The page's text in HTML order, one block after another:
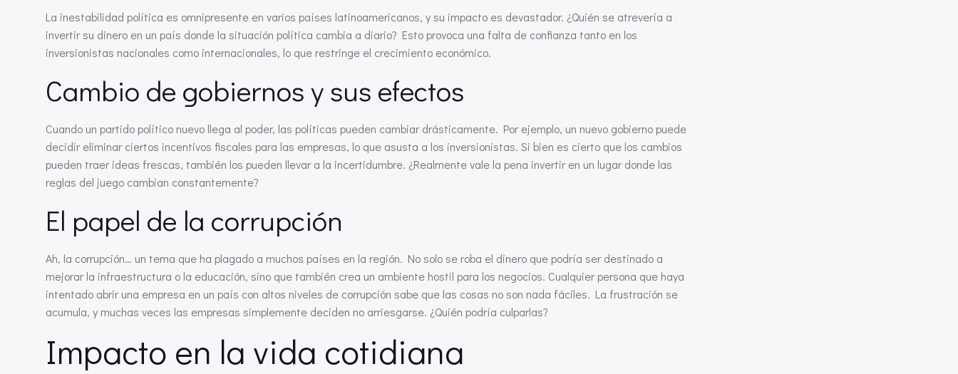
La inestabilidad política es omnipresente en varios países latinoamericanos, y su impacto es devastador. ¿Quién se atrevería a
invertir su dinero en un país donde la situación política cambia a diario? Esto provoca una falta de confianza tanto en los
inversionistas nacionales como internacionales, lo que restringe el crecimiento económico.
Cambio de gobiernos y sus efectos
Cuando un partido político nuevo llega al poder, las políticas pueden cambiar drásticamente. Por ejemplo, un nuevo gobierno puede
decidir eliminar ciertos incentivos fiscales para las empresas, lo que asusta a los inversionistas. Si bien es cierto que los cambios
pueden traer ideas frescas, también los pueden llevar a la incertidumbre. ¿Realmente vale la pena invertir en un lugar donde las
reglas del juego cambian constantemente?
El papel de la corrupción
Ah, la corrupción… un tema que ha plagado a muchos países en la región. No solo se roba el dinero que podría ser destinado a
mejorar la infraestructura o la educación, sino que también crea un ambiente hostil para los negocios. Cualquier persona que haya
intentado abrir una empresa en un país con altos niveles de corrupción sabe que las cosas no son nada fáciles. La frustración se
acumula, y muchas veces las empresas simplemente deciden no arriesgarse. ¿Quién podría culparlas?
Impacto en la vida cotidiana